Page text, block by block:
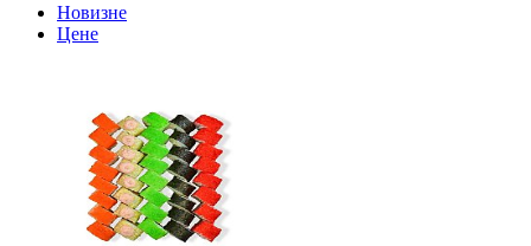
Новизне
Цене